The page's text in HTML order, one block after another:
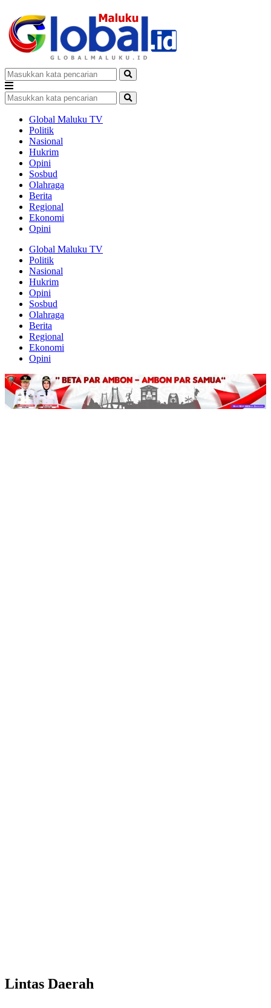
Global Maluku TV
Politik
Nasional
Hukrim
Opini
Sosbud
Olahraga
Berita
Regional
Ekonomi
Opini
Global Maluku TV
Politik
Nasional
Hukrim
Opini
Sosbud
Olahraga
Berita
Regional
Ekonomi
Opini
Lintas Daerah